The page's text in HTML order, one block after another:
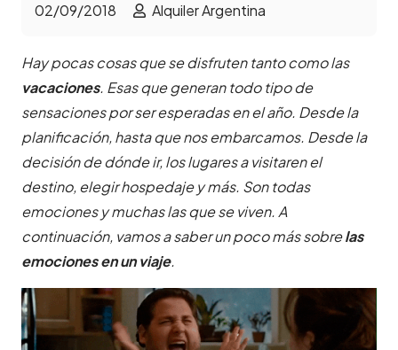
02/09/2018 Alquiler Argentina
Hay pocas cosas que se disfruten tanto como las
vacaciones. Esas que generan todo tipo de
sensaciones por ser esperadas en el año. Desde la
planificación, hasta que nos embarcamos. Desde la
decisión de dónde ir, los lugares a visitaren el
destino, elegir hospedaje y más. Son todas
emociones y muchas las que se viven. A
continuación, vamos a saber un poco más sobrelas
emociones en un viaje.